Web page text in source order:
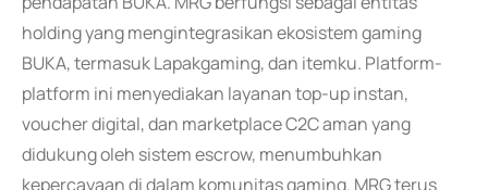
holding yang mengintegrasikan ekosistem gaming
BUKA, termasuk Lapakgaming, dan itemku. Platform-
platform ini menyediakan layanan top-up instan,
voucher digital, dan marketplace C2C aman yang
didukung oleh sistem escrow, menumbuhkan
kepercayaan di dalam komunitas gaming. MRG terus